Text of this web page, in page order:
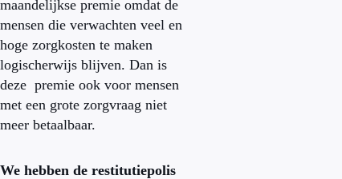
maandelijkse premie omdat de
mensen die verwachten veel en
hoge zorgkosten te maken
logischerwijs blijven. Dan is
deze premie ook voor mensen
met een grote zorgvraag niet
meer betaalbaar.
We hebben de restitutiepolis